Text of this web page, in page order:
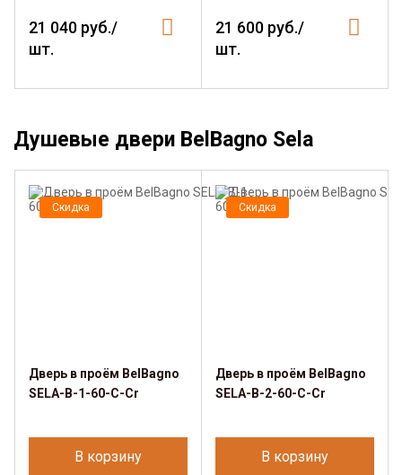
21 040 руб./
шт.
21 600 руб./
шт.
Душевые двери BelBagno Sela
Скидка
Дверь в проём BelBagno
SELA-B-1-60-C-Cr
В корзину
Скидка
Дверь в проём BelBagno
SELA-B-2-60-C-Cr
В корзину